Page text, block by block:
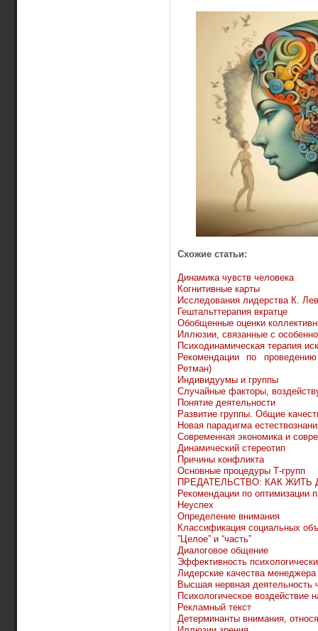
Схожие статьи:
Динамика чувств человека
Когнитивные карты
Исследования лидерства К.
Гештальттерапия вкратце
Обобщенные оценки
Иллюзии, связанные с
Психодинамическая терапия
Рекомендации по
Ретман)
Индивидуумы и группы
Случайные факторы,
Понятие деятельности
Развитие группы. Общие
Новая парадигма
Современная экономика и
Динамический стереотип
Причины конфликта
Основные процедуры Т-групп
ПРЕДАТЕЛЬСТВО: КАК ЖИТЬ
Рекомендации по оптимизации
Неуспех
Определение внимания
Классификация социальных
”Целое” и “часть”
Диалоговое общение
Эффективность
Лидерские качества менеджера
Высшая нервная деятельность
Психологическое воздействие
Рекламный текст
Детерминанты внимания,